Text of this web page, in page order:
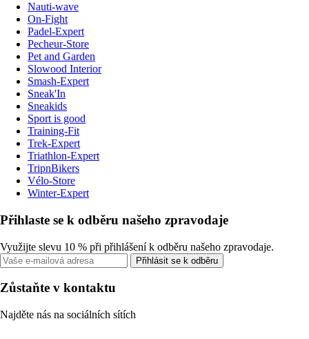
Nauti-wave
On-Fight
Padel-Expert
Pecheur-Store
Pet and Garden
Slowood Interior
Smash-Expert
Sneak'In
Sneakids
Sport is good
Training-Fit
Trek-Expert
Triathlon-Expert
TripnBikers
Vélo-Store
Winter-Expert
Přihlaste se k odběru našeho zpravodaje
Využijte slevu 10 % při přihlášení k odběru našeho zpravodaje.
Přihlásit se k odběru
Zůstaňte v kontaktu
Najděte nás na sociálních sítích